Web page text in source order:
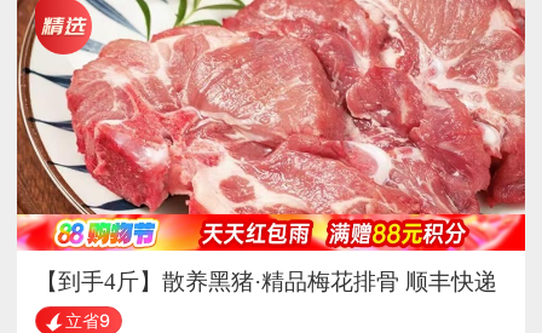
【到手4斤】散养黑猪·精品梅花排骨 顺丰快递
立省9